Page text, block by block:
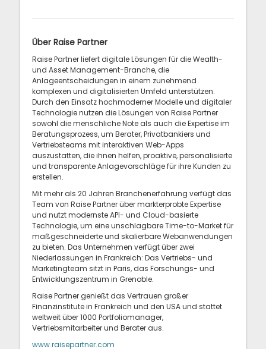
Über Raise Partner
Raise Partner liefert digitale Lösungen für die Wealth-
und Asset Management-Branche, die
Anlageentscheidungen in einem zunehmend
komplexen und digitalisierten Umfeld unterstützen.
Durch den Einsatz hochmoderner Modelle und digitaler
Technologie nutzen die Lösungen von Raise Partner
sowohl die menschliche Note als auch die Expertise im
Beratungsprozess, um Berater, Privatbankiers und
Vertriebsteams mit interaktiven Web-Apps
auszustatten, die ihnen helfen, proaktive, personalisierte
und transparente Anlagevorschläge für ihre Kunden zu
erstellen.
Mit mehr als 20 Jahren Branchenerfahrung verfügt das
Team von Raise Partner über markterprobte Expertise
und nutzt modernste API- und Cloud-basierte
Technologie, um eine unschlagbare Time-to-Market für
maßgeschneiderte und skalierbare Webanwendungen
zu bieten. Das Unternehmen verfügt über zwei
Niederlassungen in Frankreich: Das Vertriebs- und
Marketingteam sitzt in Paris, das Forschungs- und
Entwicklungszentrum in Grenoble.
Raise Partner genießt das Vertrauen großer
Finanzinstitute in Frankreich und den USA und stattet
weltweit über 1000 Portfoliomanager,
Vertriebsmitarbeiter und Berater aus.
www.raisepartner.com